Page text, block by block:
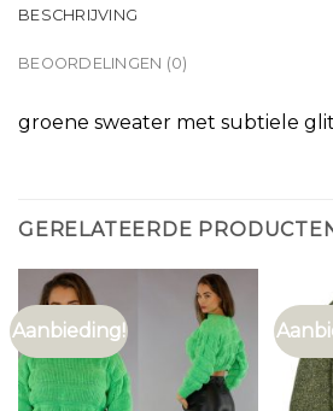
BESCHRIJVING
BEOORDELINGEN (0)
groene sweater met subtiele
GERELATEERDE
Aanbieding!